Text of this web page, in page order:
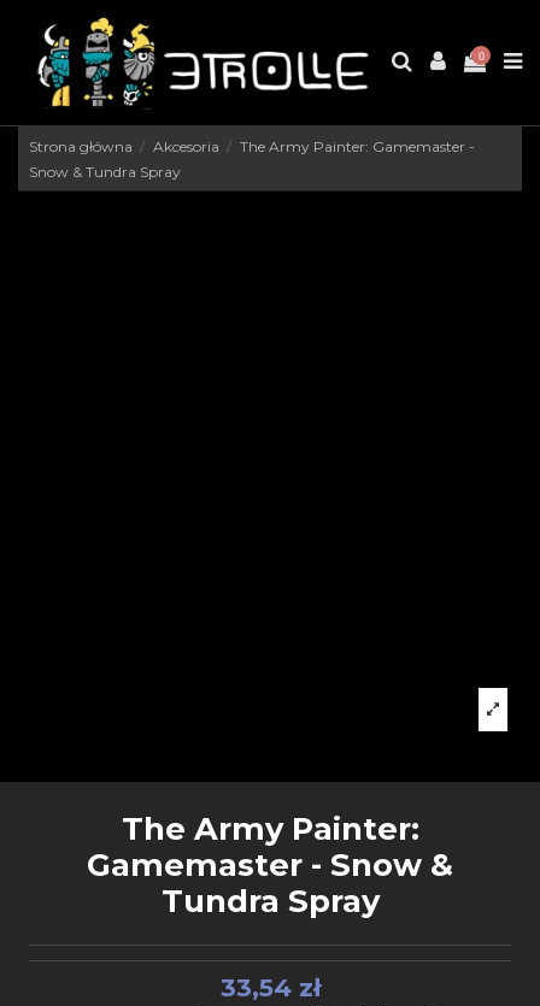
0
Strona główna Akcesoria
The Army Painter: Gamemaster -
Snow & Tundra Spray
The Army Painter:
Gamemaster - Snow &
Tundra Spray
33,54 zł